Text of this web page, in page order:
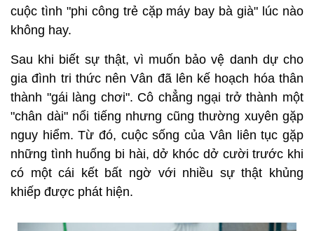
cuộc tình "phi công trẻ cặp máy bay bà già" lúc nào
không hay.
Sau khi biết sự thật, vì muốn bảo vệ danh dự cho
gia đình tri thức nên Vân đã lên kế hoạch hóa thân
thành "gái làng chơi". Cô chẳng ngại trở thành một
"chân dài" nổi tiếng nhưng cũng thường xuyên gặp
nguy hiểm. Từ đó, cuộc sống của Vân liên tục gặp
những tình huống bi hài, dở khóc dở cười trước khi
có một cái kết bất ngờ với nhiều sự thật khủng
khiếp được phát hiện.